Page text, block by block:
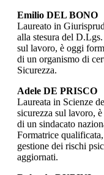
Emilio DEL BONO
Laureato in
alla stesura del
sul lavoro, è oggi
di un organismo di
Sicurezza.
Adele DE PRISCO
Laureata in Scienze
sicurezza sul lavoro,
di un sindacato
Formatrice
gestione dei rischi
aggiornati.